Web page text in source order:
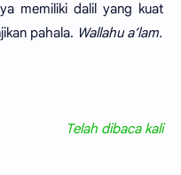
memiliki dalil yang kuat
pahala. Wallahu a’lam.
Telah dibaca kali